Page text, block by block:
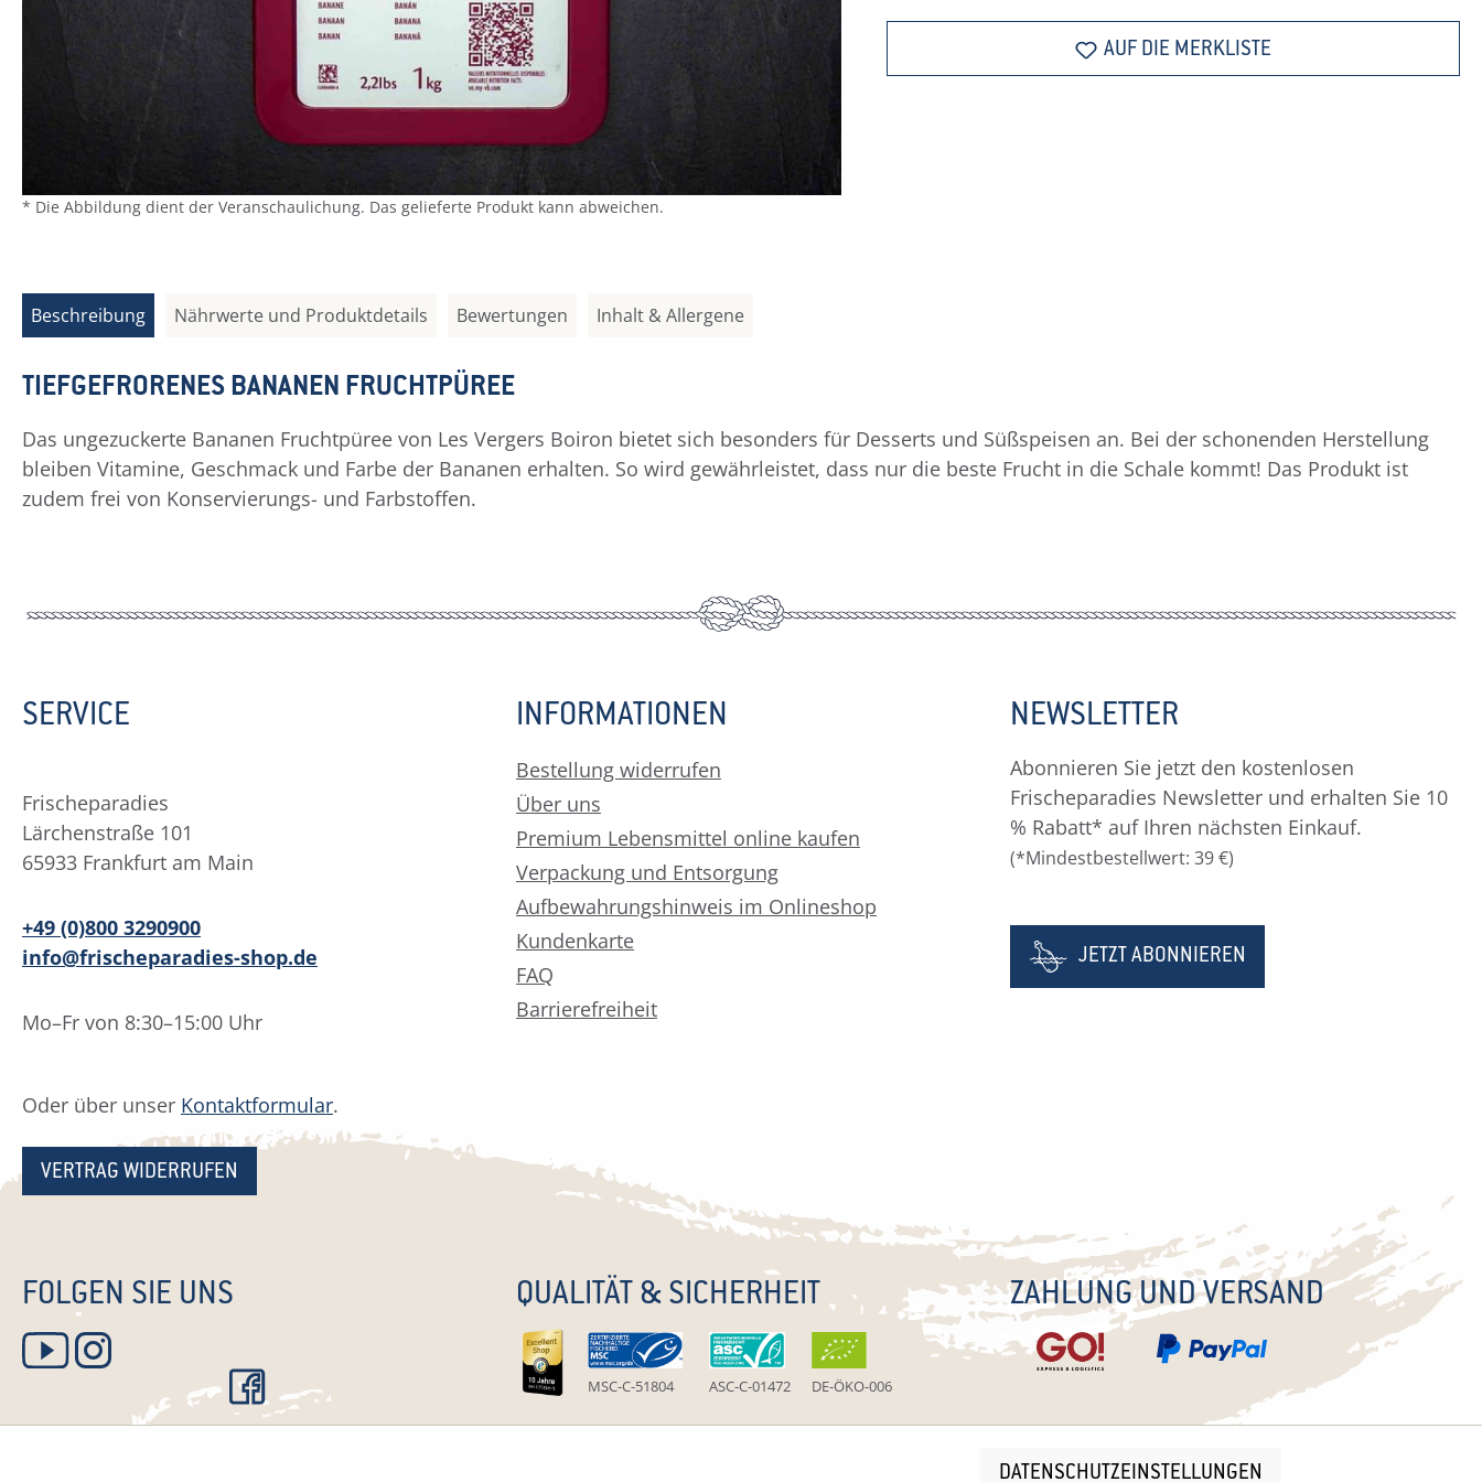
* Die Abbildung dient der Veranschaulichung. Das gelieferte Produkt kann abweichen.
AUF DIE MERKLISTE
Beschreibung Nährwerte und Produktdetails Bewertungen Inhalt & Allergene
TIEFGEFRORENES BANANEN FRUCHTPÜREE
Das ungezuckerte Bananen Fruchtpüree von Les Vergers Boiron bietet sich besonders für Desserts und Süßspeisen an. Bei der schonenden Herstellung
bleiben Vitamine, Geschmack und Farbe der Bananen erhalten. So wird gewährleistet, dass nur die beste Frucht in die Schale kommt! Das Produkt ist
zudem frei von Konservierungs- und Farbstoffen.
SERVICE
Frischeparadies
Lärchenstraße 101
65933 Frankfurt am Main
+49 (0)800 3290900
info@frischeparadies-shop.de
Mo–Fr von 8:30–15:00 Uhr
Oder über unser Kontaktformular.
VERTRAG WIDERRUFEN
INFORMATIONEN
Bestellung widerrufen
Über uns
Premium Lebensmittel online kaufen
Verpackung und Entsorgung
Aufbewahrungshinweis im Onlineshop
Kundenkarte
FAQ
Barrierefreiheit
NEWSLETTER
Abonnieren Sie jetzt den kostenlosen
Frischeparadies Newsletter und erhalten Sie 10
% Rabatt* auf Ihren nächsten Einkauf.
(*Mindestbestellwert: 39 €)
JETZT ABONNIEREN
FOLGEN SIE UNS QUALITÄT & SICHERHEIT
MSC-C-51804 ASC-C-01472 DE-ÖKO-006
ZAHLUNG UND VERSAND
DATENSCHUTZEINSTELLUNGEN